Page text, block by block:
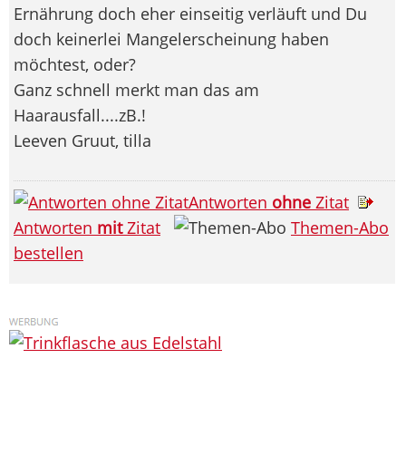
Ernährung doch eher einseitig verläuft und Du
doch keinerlei Mangelerscheinung haben
möchtest, oder?
Ganz schnell merkt man das am
Haarausfall....zB.!
Leeven Gruut, tilla
Antworten ohne Zitat
Antworten mitZitat
Themen-Abo
bestellen